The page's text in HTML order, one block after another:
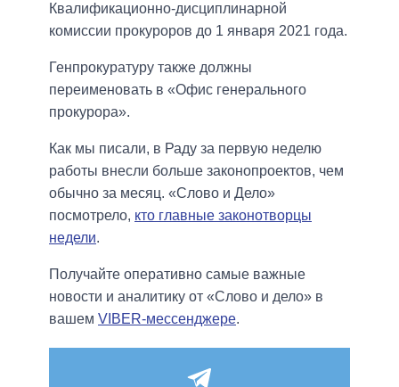
Квалификационно-дисциплинарной
комиссии прокуроров до 1 января 2021 года.
Генпрокуратуру также должны
переименовать в «Офис генерального
прокурора».
Как мы писали, в Раду за первую неделю
работы внесли больше законопроектов, чем
обычно за месяц. «Слово и Дело»
посмотрело, кто главные законотворцы
недели.
Получайте оперативно самые важные
новости и аналитику от «Слово и дело» в
вашем VIBER-мессенджере.